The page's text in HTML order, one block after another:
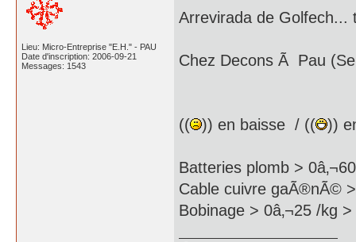
Lieu: Micro-Entreprise "E.H." - PAU
Date d'inscription: 2006-09-21
Messages: 1543
Arrevirada de
Chez Decons Ã Pau
(( )) en baisse / (( ))
Batteries plomb >
Cable cuivre gaÃ®nÃ©
Bobinage > 0â‚¬25 /kg